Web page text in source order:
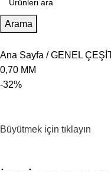
Arama
Ana Sayfa GENEL
0,70 MM
-32%
Büyütmek için tıklayın